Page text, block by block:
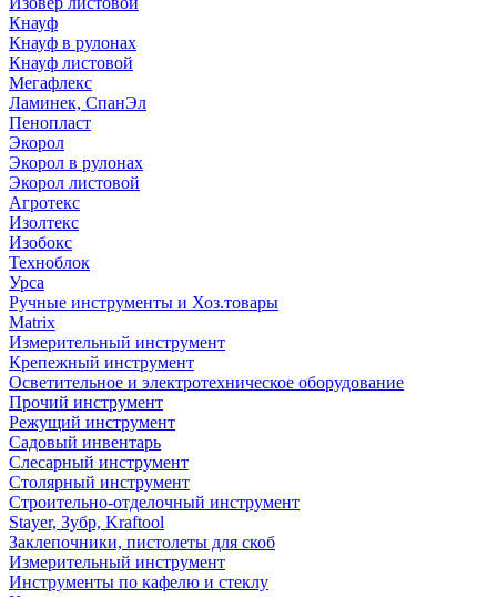
Кнауф
Кнауф в рулонах
Кнауф листовой
Мегафлекс
Ламинек, СпанЭл
Пенопласт
Экорол
Экорол в рулонах
Экорол листовой
Агротекс
Изолтекс
Изобокс
Техноблок
Урса
Ручные инструменты и Хоз.товары
Matrix
Измерительный инструмент
Крепежный инструмент
Осветительное и электротехническое оборудование
Прочий инструмент
Режущий инструмент
Садовый инвентарь
Слесарный инструмент
Столярный инструмент
Строительно-отделочный инструмент
Stayer, Зубр, Kraftool
Заклепочники, пистолеты для скоб
Измерительный инструмент
Инструменты по кафелю и стеклу